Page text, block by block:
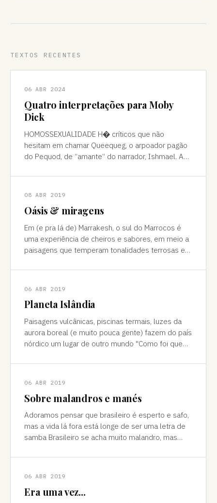
TEXTOS RECENTES
06 ABR 2024
Quatro interpretações para Moby
Dick
HOMOSSEXUALIDADE H� críticos que não
hesitam em chamar Queequeg, o arpoador pagão
do Pequod, de “amante” do narrador, Ishmael. A
compreens
08 ABR 2019
Oásis & miragens
Em (e pra lá de) Marrakesh, o sul do Marrocos é
uma experiência de cheiros e sabores, em meio a
paisagens que temperam tonalidades terrosas e
06 ABR 2019
Planeta Islândia
Paisagens vulcânicas, piscinas termais, luzes da
aurora boreal (e muito pouca gente) fazem do país
nórdico um lugar de outro mundo "Como foi que
06 ABR 2019
Sobre malandros e manés
Adoramos pensar que brasileiro é esperto e safo,
mas a vida lá fora está longe de ser uma letra de
samba Brasileiro se acha muito malandro, mas
06 ABR 2019
Era uma vez...